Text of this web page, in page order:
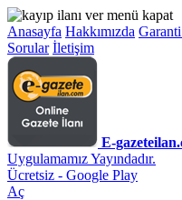
Anasayfa Hakkımızda
Sorular İletişim
E-
Uygulamamız Yayındadır.
Ücretsiz - Google Play
Aç